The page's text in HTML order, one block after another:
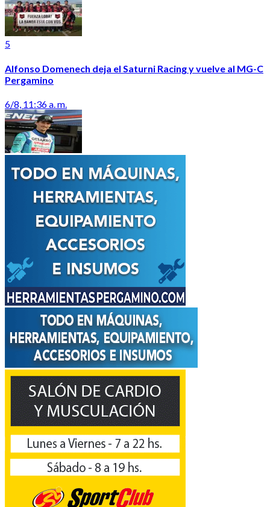
5
Alfonso Domenech deja el Saturni Racing y vuelve al MG-C
Pergamino
6/8, 11:36 a. m.